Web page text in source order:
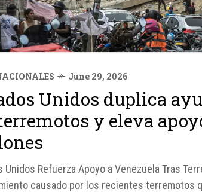
June 29, 2026
Unidos duplica
y eleva
Unidos Refuerza Apoyo a Venezuela Tras
causado por los recientes terremotos